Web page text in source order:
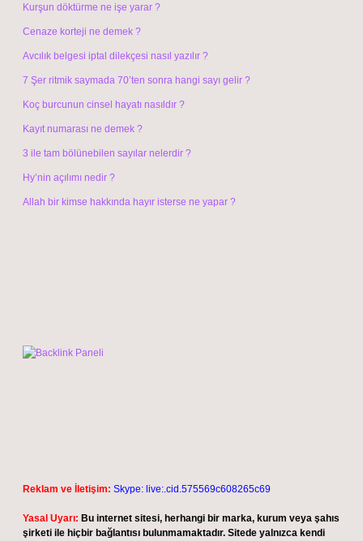
Kurşun döktürme ne işe yarar ?
Cenaze korteji ne demek ?
Avcılık belgesi iptal dilekçesi nasıl yazılır ?
7 Şer ritmik saymada 70’ten sonra hangi sayı gelir ?
Koç burcunun cinsel hayatı nasıldır ?
Kayıt numarası ne demek ?
3 ile tam bölünebilen sayılar nelerdir ?
Hy’nin açılımı nedir ?
Allah bir kimse hakkında hayır isterse ne yapar ?
Reklam ve İletişim: Skype: live:.cid.575569c608265c69
Yasal Uyarı: Bu internet sitesi, herhangi bir marka, kurum veya şahıs
şirketi ile hiçbir bağlantısı bulunmamaktadır. Sitede yalnızca kendi